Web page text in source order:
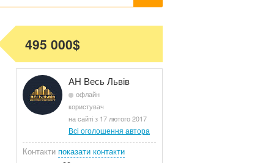
495 000$
АН Весь Львів
офлайн
користувач
на сайті з 17 лютого 2017
Всі оголошення автора
Контакти показати контакти